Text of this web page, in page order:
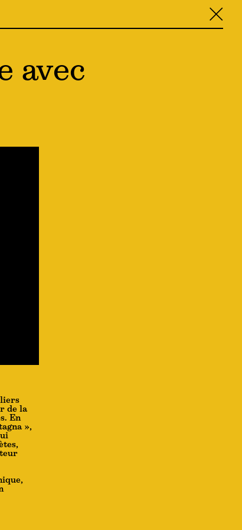
╳
avec
de la
En
»,